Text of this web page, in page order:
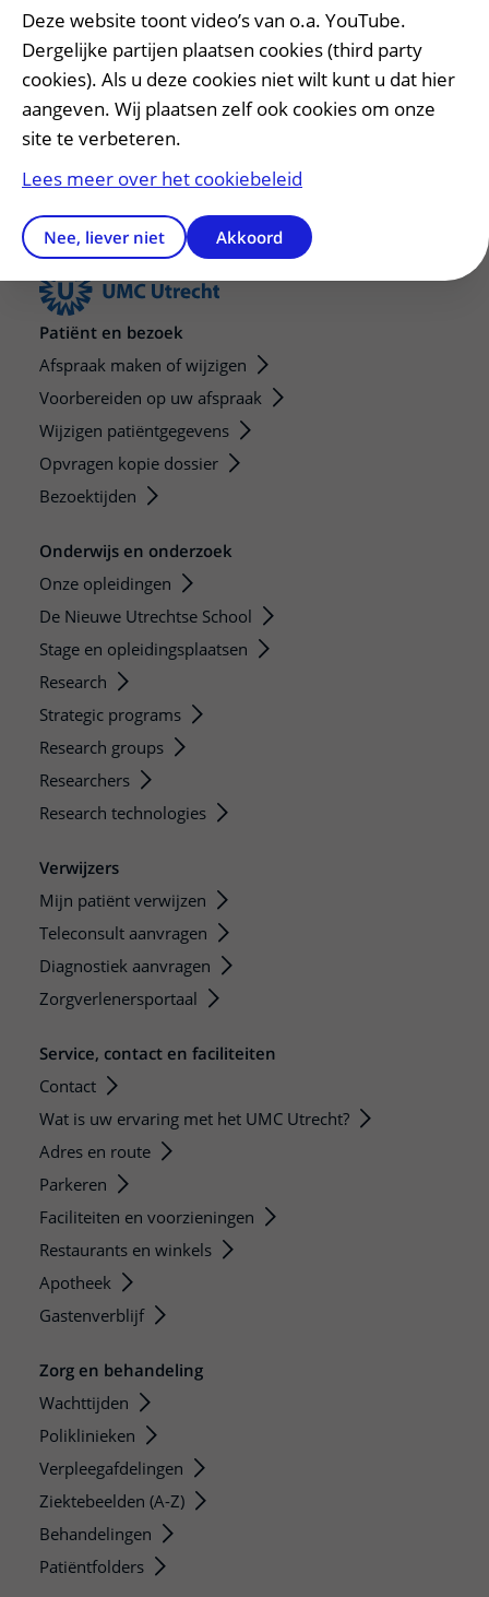
Heeft deze informatie u geholpen?
Nee
Patiënt en bezoek
Afspraak maken of wijzigen
Voorbereiden op uw afspraak
Wijzigen patiëntgegevens
Opvragen kopie dossier
Bezoektijden
Onderwijs en onderzoek
Onze opleidingen
De Nieuwe Utrechtse School
Stage en opleidingsplaatsen
Research
Strategic programs
Research groups
Researchers
Research technologies
Verwijzers
Mijn patiënt verwijzen
Teleconsult aanvragen
Diagnostiek aanvragen
Zorgverlenersportaal
Service, contact en faciliteiten
Contact
Wat is uw ervaring met het UMC Utrecht?
Adres en route
Parkeren
Faciliteiten en voorzieningen
Restaurants en winkels
Apotheek
Gastenverblijf
Zorg en behandeling
Wachttijden
Poliklinieken
Verpleegafdelingen
Ziektebeelden (A-Z)
Behandelingen
Patiëntfolders
Deze website toont video’s van o.a. YouTube.
Dergelijke partijen plaatsen cookies (third party
cookies). Als u deze cookies niet wilt kunt u dat hier
aangeven. Wij plaatsen zelf ook cookies om onze
site te verbeteren.
Lees meer over het cookiebeleid
Nee, liever niet Akkoord